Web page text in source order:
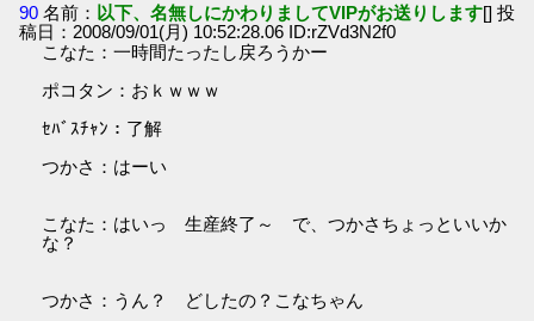
90 名前： 以下、名無しにかわりましてVIPがお送りします[] 投
稿日：2008/09/01(月) 10:52:28.06 ID:rZVd3N2f0
こなた：一時間たったし戻ろうかー
ポコタン：おｋｗｗｗ
ｾﾊﾞｽﾁｬﾝ：了解
つかさ：はーい
こなた：はいっ 生産終了～ で、つかさちょっといいか
な？
つかさ：うん？ どしたの？こなちゃん